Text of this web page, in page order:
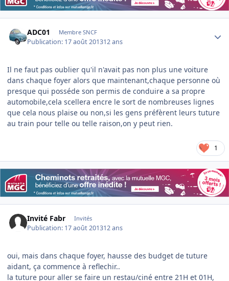
ADC01 Membre SNCF
Publication: 17 août 201312 ans
Il ne faut pas oublier qu'il n'avait pas non plus une voiture
dans chaque foyer alors que maintenant,chaque personne où
presque qui posséde son permis de conduire a sa propre
automobile,cela scellera encre le sort de nombreuses lignes
que cela nous plaise ou non,si les gens préfèrent leurs tuture
au train pour telle ou telle raison,on y peut rien.
1
Invité Fabr Invités
Publication: 17 août 201312 ans
oui, mais dans chaque foyer, hausse des budget de tuture
aidant, ça commence à reflechir..
la tuture pour aller se faire un restau/ciné entre 21H et 01H,